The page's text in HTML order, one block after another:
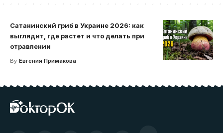
Сатанинский гриб в Украине 2026: как
выглядит, где растет и что делать при
отравлении
By Евгения Примакова